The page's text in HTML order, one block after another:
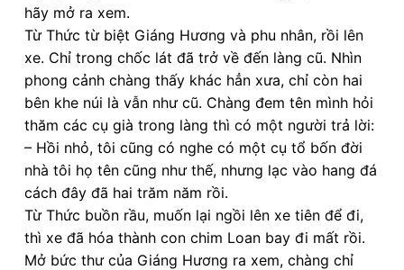
hãy mở ra xem.
Từ Thức từ biệt Giáng Hương và phu nhân, rồi lên
xe. Chỉ trong chốc lát đã trở về đến làng cũ. Nhìn
phong cảnh chàng thấy khác hẳn xưa, chỉ còn hai
bên khe núi là vẫn như cũ. Chàng đem tên mình hỏi
thăm các cụ già trong làng thì có một người trả lời:
– Hồi nhỏ, tôi cũng có nghe có một cụ tổ bốn đời
nhà tôi họ tên cũng như thế, nhưng lạc vào hang đá
cách đây đã hai trăm năm rồi.
Từ Thức buồn rầu, muốn lại ngồi lên xe tiên để đi,
thì xe đã hóa thành con chim Loan bay đi mất rồi.
Mở bức thư của Giáng Hương ra xem, chàng chỉ